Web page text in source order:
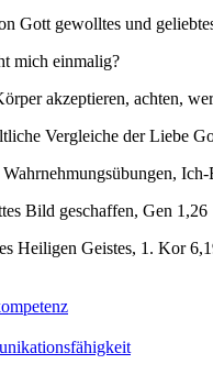
Gott gewolltes und
mich einmalig?
akzeptieren, achten,
Vergleiche der Liebe
Wahrnehmungsübungen,
Bild geschaffen, Gen 1,26
Heiligen Geistes, 1. Kor